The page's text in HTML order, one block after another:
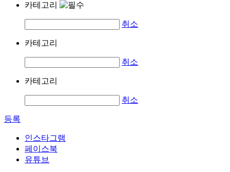
카테고리
취소
카테고리
취소
카테고리
취소
등록
인스타그램
페이스북
유튜브